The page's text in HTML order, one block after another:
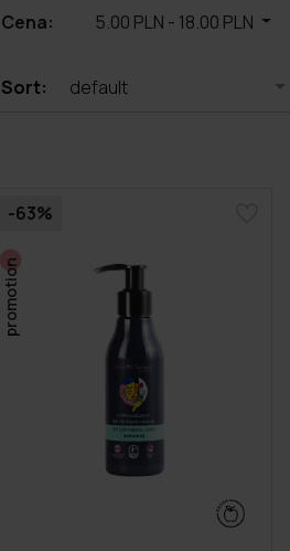
Cena: 5.00 PLN - 18.00 PLN
Sort: default
-63%
promotion